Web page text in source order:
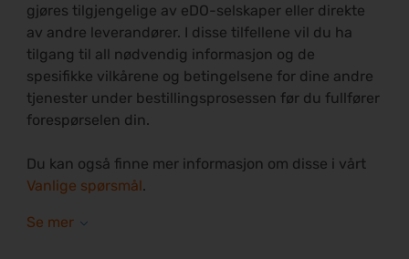
gjøres tilgjengelige av eDO-selskaper eller direkte
av andre leverandører. I disse tilfellene vil du ha
tilgang til all nødvendig informasjon og de
spesifikke vilkårene og betingelsene for dine andre
tjenester under bestillingsprosessen før du fullfører
forespørselen din.
Du kan også finne mer informasjon om disse i vårt
Vanlige spørsmål.